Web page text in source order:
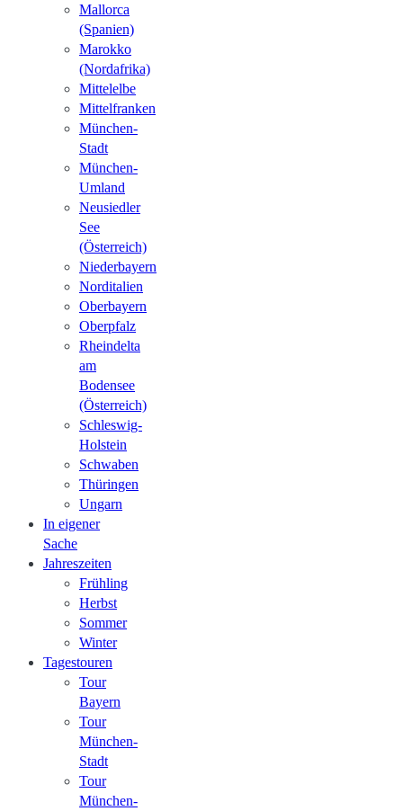
Mallorca
(Spanien)
Marokko
(Nordafrika)
Mittelelbe
Mittelfranken
München-
Stadt
München-
Umland
Neusiedler
See
(Österreich)
Niederbayern
Norditalien
Oberbayern
Oberpfalz
Rheindelta
am
Bodensee
(Österreich)
Schleswig-
Holstein
Schwaben
Thüringen
Ungarn
In eigener
Sache
Jahreszeiten
Frühling
Herbst
Sommer
Winter
Tagestouren
Tour
Bayern
Tour
München-
Stadt
Tour
München-